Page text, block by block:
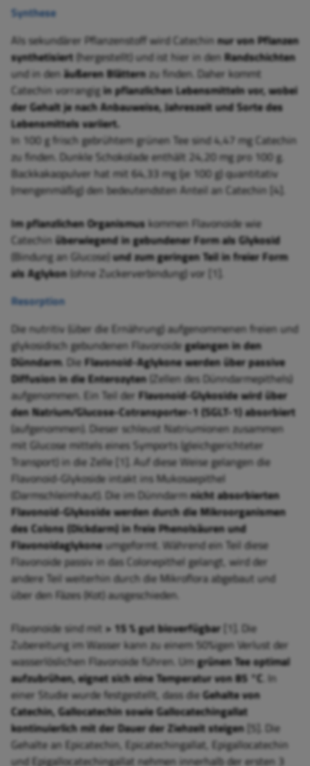
Synthese
Als sekundärer Pflanzenstoff wird Catechinnur von Pflanzen
synthetisiert(hergestellt) und ist hier in denRandschichten
und in denäußeren Blätternzu finden. Daher kommt
Catechin vorrangigin pflanzlichen Lebensmitteln vor, wobei
der Gehalt je nach Anbauweise, Jahreszeit und Sorte des
Lebensmittels variiert.
In 100 g frisch gebrühtem grünen Tee sind 4,47 mg Catechin
zu finden. Dunkle Schokolade enthält 24,20 mg pro 100 g.
Backkakaopulver hat mit 64,33 mg (je 100 g) quantitativ
(mengenmäßig) den bedeutendsten Anteil an Catechin [4].
Im pflanzlichen Organismuskommen Flavonoide wie
Catechinüberwiegend in gebundener Form als Glykosid
(Bindung an Glucose)und zum geringen Teil in freier Form
als Aglykon(ohne Zuckerverbindung) vor [1].
Resorption
Die nutritiv (über die Ernährung) aufgenommenen freien und
glykosidisch gebundenen Flavonoidegelangen in den
Dünndarm. DieFlavonoid-Aglykone werden über passive
Diffusion in die Enterozyten(Zellen des Dünndarmepithels)
aufgenommen. Ein Teil derFlavonoid-Glykoside wird über
den Natrium/Glucose-Cotransporter-1 (SGLT-1) absorbiert
(aufgenommen). Dieser schleust Natriumionen zusammen
mit Glucose mittels eines Symports (gleichgerichteter
Transport) in die Zelle [1]. Auf diese Weise gelangen die
Flavonoid-Glykoside intakt ins Mukosaepithel
(Darmschleimhaut). Die im Dünndarmnicht absorbierten
Flavonoid-Glykoside werden durch die Mikroorganismen
des Colons (Dickdarm) in freie Phenolsäuren und
Flavonoidaglykoneumgeformt. Während ein Teil diese
Flavonoide passiv in das Colonepithel gelangt, wird der
andere Teil weiterhin durch die Mikroflora abgebaut und
über den Fäzes (Kot) ausgeschieden.
Flavonoide sind mit > 15 % gut bioverfügbar [1]. Die
Zubereitung im Wasser kann zu einem 50%igen Verlust der
wasserlöslichen Flavonoide führen. Umgrünen Tee optimal
aufzubrühen, eignet sich eine Temperatur von 85 °C . In
einer Studie wurde festgestellt, dass dieGehalte von
Catechin, Gallocatechin sowie Gallocatechingallat
kontinuierlich mit der Dauer der Ziehzeit steigen[5]. Die
Gehalte an Epicatechin, Epicatechingallat, Epigallocatechin
und Epigallocatechingallat nehmen innerhalb der ersten 3